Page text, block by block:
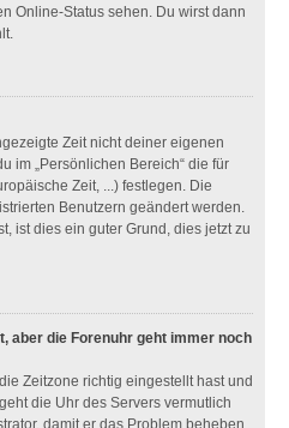
Online-Status sehen. Du wirst dann
Zeit nicht deiner eigenen
im „Persönlichen Bereich“ die für
Zeit, ...) festlegen. Die
Benutzern geändert werden.
ist dies ein guter Grund, dies jetzt zu
aber die Forenuhr geht immer noch
Zeitzone richtig eingestellt hast und
die Uhr des Servers vermutlich
damit er das Problem beheben